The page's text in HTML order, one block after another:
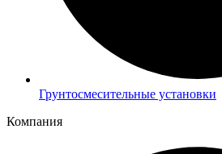
Грунтосмесительные установки
Компания